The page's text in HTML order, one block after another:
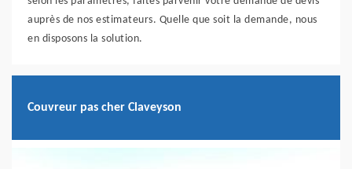
auprès de nos estimateurs. Quelle que soit la demande, nous
en disposons la solution.
Couvreur pas cher Claveyson